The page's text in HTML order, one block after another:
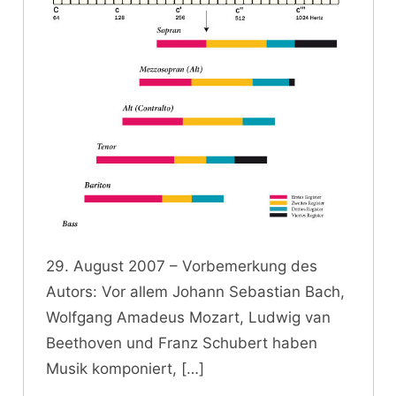
29. August 2007 – Vorbemerkung des
Autors: Vor allem Johann Sebastian Bach,
Wolfgang Amadeus Mozart, Ludwig van
Beethoven und Franz Schubert haben
Musik komponiert,